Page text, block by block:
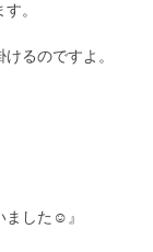
。
るのですよ。
した☺️』